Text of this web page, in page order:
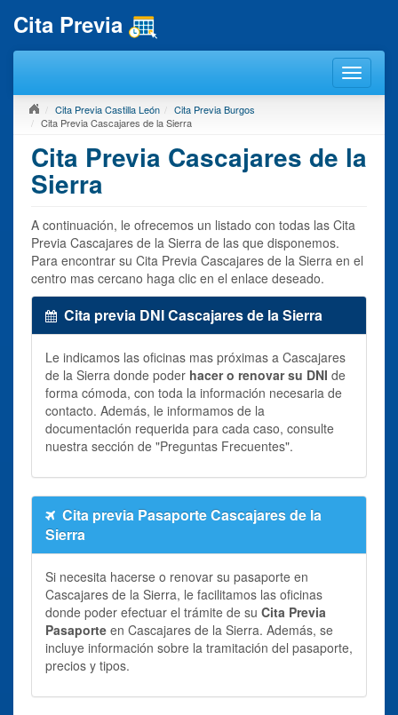
Cita Previa
Cita Previa Castilla León
Cita Previa Burgos
Cita Previa Cascajares de la Sierra
Cita Previa Cascajares de la
Sierra
A continuación, le ofrecemos un listado con todas las Cita
Previa Cascajares de la Sierra de las que disponemos.
Para encontrar su Cita Previa Cascajares de la Sierra en el
centro mas cercano haga clic en el enlace deseado.
Cita previa DNI Cascajares de la Sierra
Le indicamos las oficinas mas próximas a Cascajares
de la Sierra donde poder hacer o renovar su DNI de
forma cómoda, con toda la información necesaria de
contacto. Además, le informamos de la
documentación requerida para cada caso, consulte
nuestra sección de "Preguntas Frecuentes".
Cita previa Pasaporte Cascajares de la
Sierra
Si necesita hacerse o renovar su pasaporte en
Cascajares de la Sierra, le facilitamos las oficinas
donde poder efectuar el trámite de su Cita Previa
Pasaporte en Cascajares de la Sierra. Además, se
incluye información sobre la tramitación del pasaporte,
precios y tipos.